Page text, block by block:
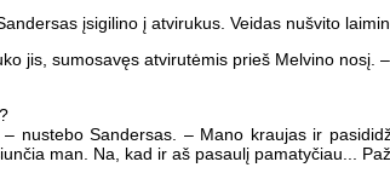
įsigilino į atvirukus. Veidas nušvito
jis, sumosavęs atvirutėmis prieš Melvino nosį.
nustebo Sandersas. – Mano kraujas ir
man. Na, kad ir aš pasaulį pamatyčiau...